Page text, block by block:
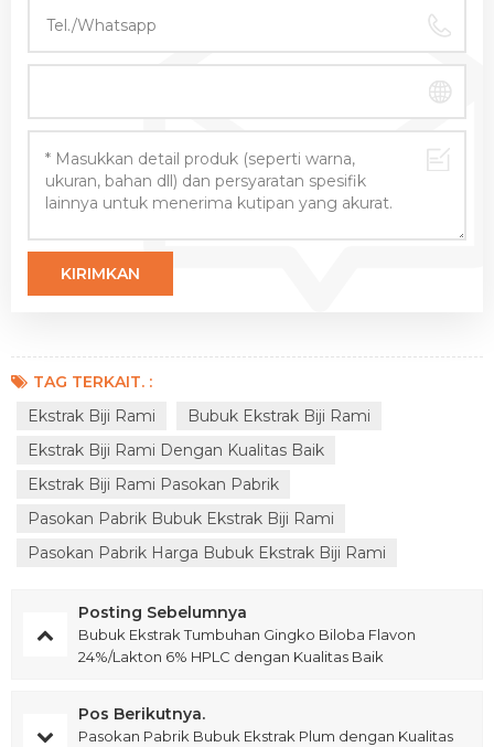
TAG TERKAIT. :
Ekstrak Biji Rami
Bubuk Ekstrak Biji Rami
Ekstrak Biji Rami Dengan Kualitas Baik
Ekstrak Biji Rami Pasokan Pabrik
Pasokan Pabrik Bubuk Ekstrak Biji Rami
Pasokan Pabrik Harga Bubuk Ekstrak Biji Rami
Posting Sebelumnya
Bubuk Ekstrak Tumbuhan Gingko Biloba Flavon
24%/Lakton 6% HPLC dengan Kualitas Baik
Pos Berikutnya.
Pasokan Pabrik Bubuk Ekstrak Plum dengan Kualitas